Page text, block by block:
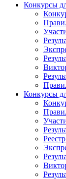
Конкурсы
Конкурсы